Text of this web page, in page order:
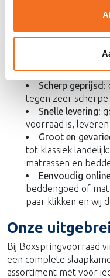
Waarom
en bedden
Bij Boxspringvoorraad
Scherp geprijsd :
tegen zeer scherpe
Snelle levering:
voorraad is,
Groot en
tot klassiek
matrassen en
Eenvoudig
beddengoed of
paar klikken en wij
Onze
Bij Boxspringvoorraad
een complete
assortiment met voor